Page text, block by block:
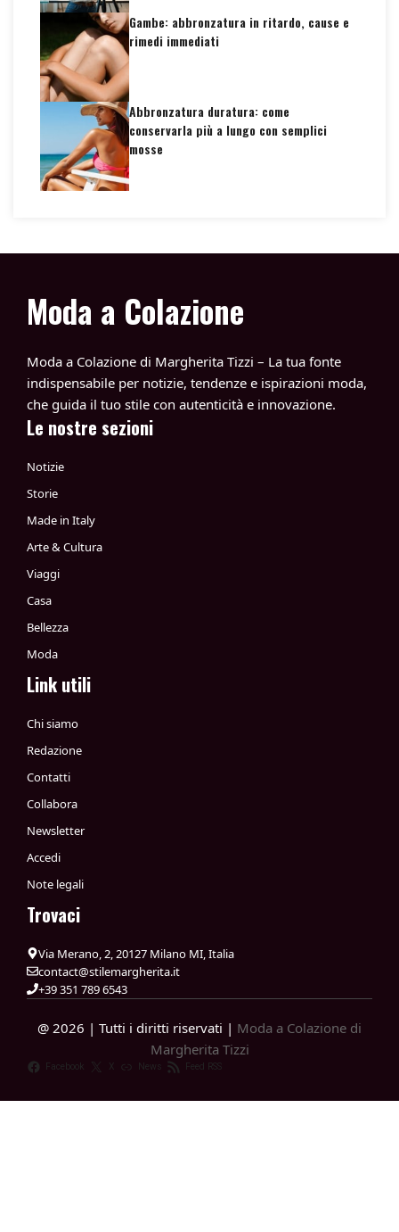
Gambe: abbronzatura in ritardo, cause e
rimedi immediati
Abbronzatura duratura: come
conservarla più a lungo con semplici
mosse
Moda a Colazione
Moda a Colazione di Margherita Tizzi – La tua fonte
indispensabile per notizie, tendenze e ispirazioni moda,
che guida il tuo stile con autenticità e innovazione.
Le nostre sezioni
Notizie
Storie
Made in Italy
Arte & Cultura
Viaggi
Casa
Bellezza
Moda
Link utili
Chi siamo
Redazione
Contatti
Collabora
Newsletter
Accedi
Note legali
Trovaci
Via Merano, 2, 20127 Milano MI, Italia
contact@stilemargherita.it
+39 351 789 6543
@ 2026 | Tutti i diritti riservati | Moda a Colazione di
Margherita Tizzi
Facebook X News Feed RSS